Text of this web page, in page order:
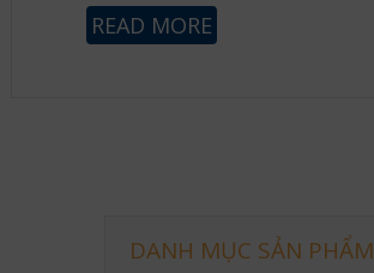
READ MORE
DANH MỤC SẢN PHẨM